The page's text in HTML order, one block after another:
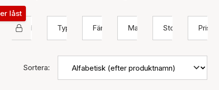
Hultquist Copenhagen
låst
Typ
Färg Material Storlek Pris
Sortera: